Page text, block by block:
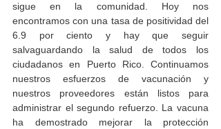
sigue en la comunidad. Hoy nos
encontramos con una tasa de positividad del
6.9 por ciento y hay que seguir
salvaguardando la salud de todos los
ciudadanos en Puerto Rico. Continuamos
nuestros esfuerzos de vacunación y
nuestros proveedores están listos para
administrar el segundo refuerzo. La vacuna
ha demostrado mejorar la protección